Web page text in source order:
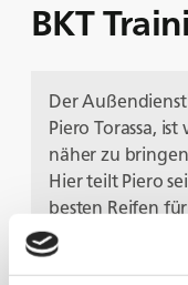
BKT
Der
Piero Torassa,
näher zu
Hier teilt Piero
besten Reifen
zur
Erfahren Sie,